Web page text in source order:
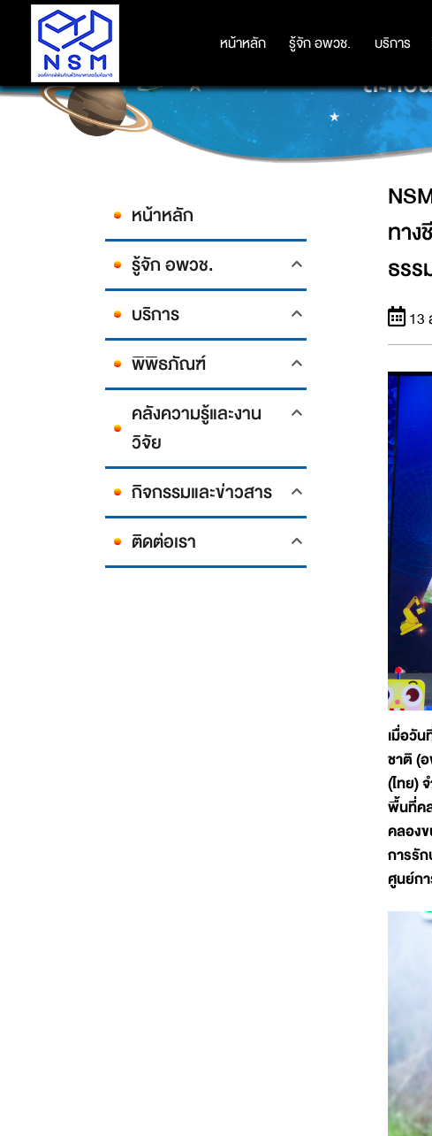
หน้าหลัก รู้จัก อพวช. บริการ
หน้าหลัก รู้จัก อพวช. บริการ
NSM ร่วมกับ เนสท์เล่ มอบรางวัลกา
สะท้อ
หน้าหลัก
รู้จัก อพวช.
บริการ
พิพิธภัณฑ์
คลังความรู้และงาน
วิจัย
กิจกรรมและข่าวสาร
ติดต่อเรา
ทา
ธร
13
เมื่อวั
ชาติ (
(ไทย)
พื้นที่ค
คลอง
การรัก
ศูนย์ก